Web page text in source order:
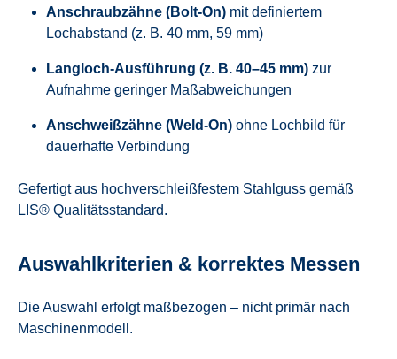
Anschraubzähne (Bolt-On) mit definiertem
Lochabstand (z. B. 40 mm, 59 mm)
Langloch-Ausführung (z. B. 40–45 mm) zur
Aufnahme geringer Maßabweichungen
Anschweißzähne (Weld-On) ohne Lochbild für
dauerhafte Verbindung
Gefertigt aus hochverschleißfestem Stahlguss gemäß
LIS® Qualitätsstandard.
Auswahlkriterien & korrektes Messen
Die Auswahl erfolgt maßbezogen – nicht primär nach
Maschinenmodell.